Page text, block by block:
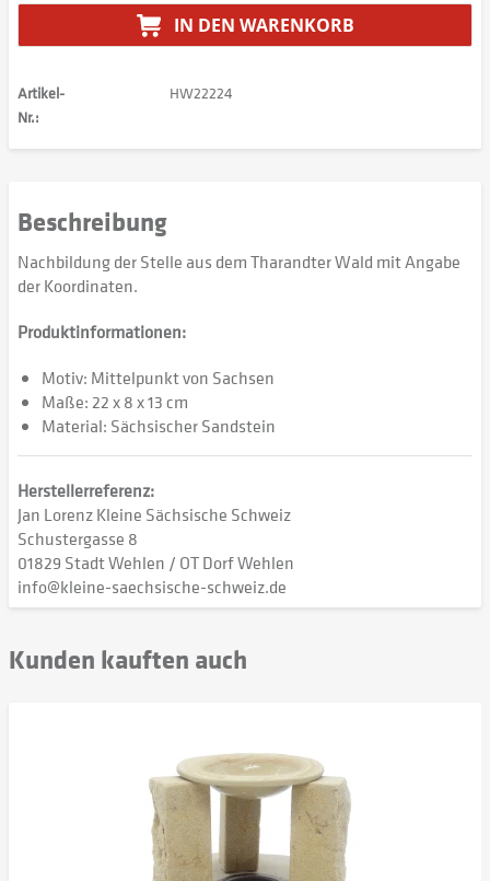
IN DEN WARENKORB
Artikel-
Nr.:
HW22224
Beschreibung
Nachbildung der Stelle aus dem Tharandter Wald mit Angabe
der Koordinaten.
Produktinformationen:
Motiv: Mittelpunkt von Sachsen
Maße: 22 x 8 x 13 cm
Material: Sächsischer Sandstein
Herstellerreferenz:
Jan Lorenz Kleine Sächsische Schweiz
Schustergasse 8
01829 Stadt Wehlen / OT Dorf Wehlen
info@kleine-saechsische-schweiz.de
Kunden kauften auch